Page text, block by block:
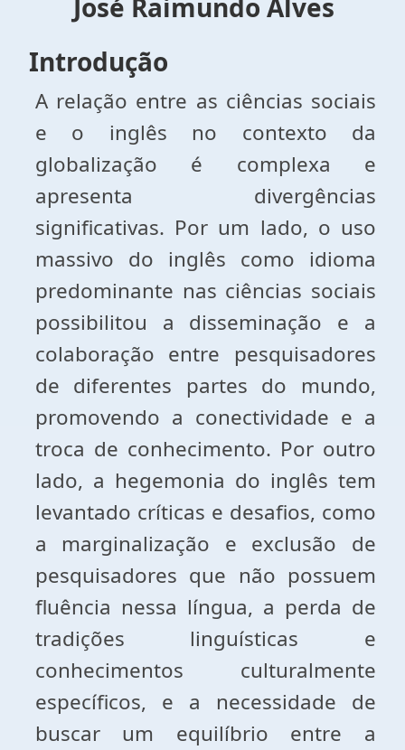
José Raimundo Alves
Introdução
A relação entre as ciências sociais
e o inglês no contexto da
globalização é complexa e
apresenta divergências
significativas. Por um lado, o uso
massivo do inglês como idioma
predominante nas ciências sociais
possibilitou a disseminação e a
colaboração entre pesquisadores
de diferentes partes do mundo,
promovendo a conectividade e a
troca de conhecimento. Por outro
lado, a hegemonia do inglês tem
levantado críticas e desafios, como
a marginalização e exclusão de
pesquisadores que não possuem
fluência nessa língua, a perda de
tradições linguísticas e
conhecimentos culturalmente
específicos, e a necessidade de
buscar um equilíbrio entre a